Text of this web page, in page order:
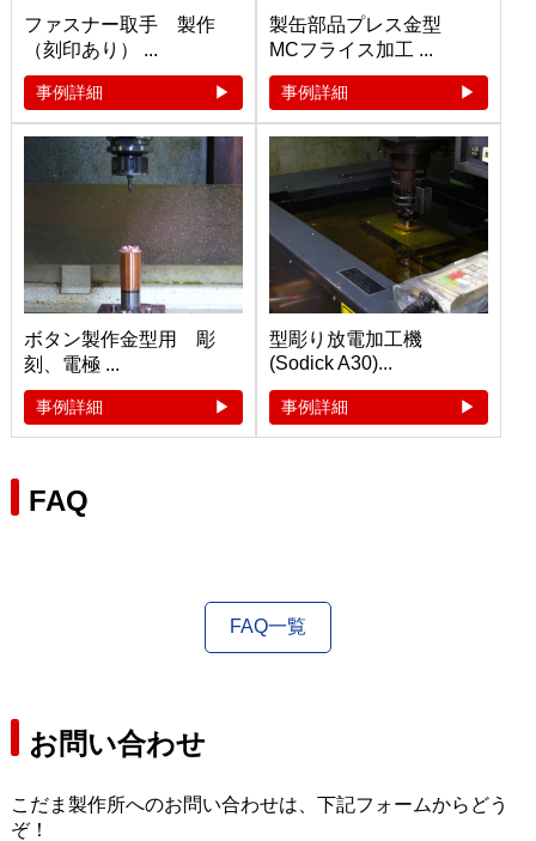
ファスナー取手 製作
（刻印あり） ...
事例詳細
製缶部品プレス金型
MCフライス加工 ...
事例詳細
ボタン製作金型用 彫
刻、電極 ...
事例詳細
型彫り放電加工機
(Sodick A30)...
事例詳細
FAQ
FAQ一覧
お問い合わせ
こだま製作所へのお問い合わせは、下記フォームからどう
ぞ！